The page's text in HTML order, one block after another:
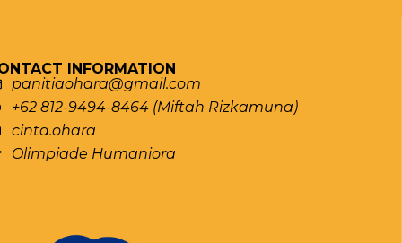
INFORMATION
panitiaohara@gmail.com
+62 812-9494-8464 (Miftah Rizkamuna)
cinta.ohara
Olimpiade Humaniora